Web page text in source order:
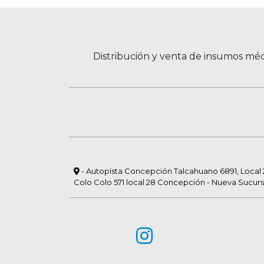
Distribución y venta de insumos
- Autopista Concepción Talcahuano 6891, Local
Colo Colo 571 local 28 Concepción - Nueva